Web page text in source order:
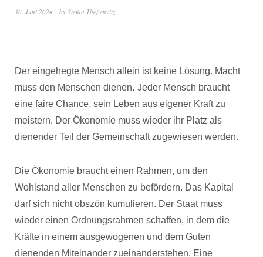
30. Juni 2024 by Stefan Theßenvitz
Der eingehegte Mensch allein ist keine Lösung. Macht
muss den Menschen dienen. Jeder Mensch braucht
eine faire Chance, sein Leben aus eigener Kraft zu
meistern. Der Ökonomie muss wieder ihr Platz als
dienender Teil der Gemeinschaft zugewiesen werden.
Die Ökonomie braucht einen Rahmen, um den
Wohlstand aller Menschen zu befördern. Das Kapital
darf sich nicht obszön kumulieren. Der Staat muss
wieder einen Ordnungsrahmen schaffen, in dem die
Kräfte in einem ausgewogenen und dem Guten
dienenden Miteinander zueinanderstehen. Eine